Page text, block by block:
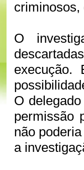
O
execução.
O
permissão
não
a